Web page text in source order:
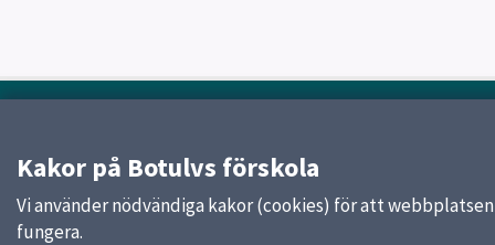
Kakor på Botulvs förskola
Vi använder nödvändiga kakor (cookies) för att
fungera.
Sidfot
Start
Om förskolan
Verksamhet & pedagogik
Kontakt